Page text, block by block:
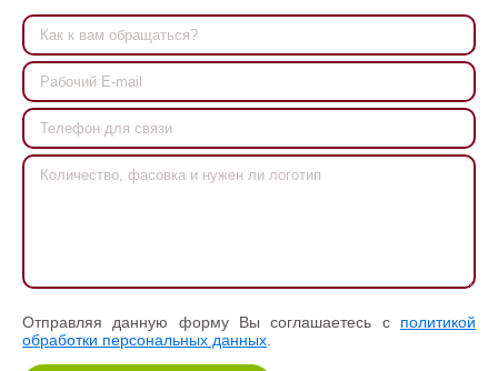
Отправляя данную форму Вы соглашаетесь с политикой
обработки персональных данных